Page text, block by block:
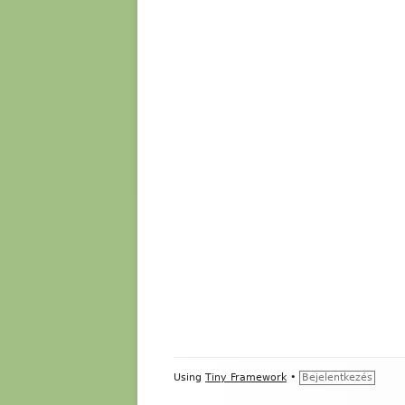
Footer
Using Tiny Framework • Bejelentkezés